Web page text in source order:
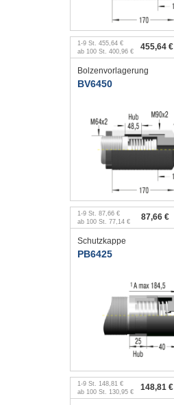
1 -9 St. 455,64 €
ab 100 St. 400,96 € 455,64 €
Bolzenvorlagerung
BV6450
1 -9 St. 87,66 €
ab 100 St. 77,14 € 87,66 €
Schutzkappe
PB6425
1 -9 St. 148,81 €
ab 100 St. 130,95 € 148,81 €